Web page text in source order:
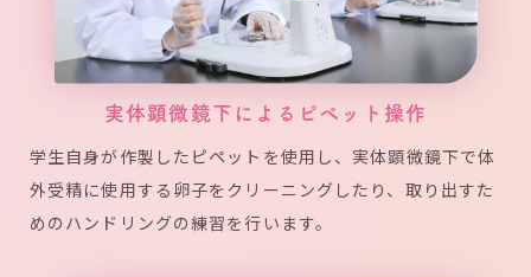
実体顕微鏡下によるピペット操作
学生自身が作製したピペットを使用し、実体顕微鏡下で体
外受精に使用する卵子をクリーニングしたり、取り出すた
めのハンドリングの練習を行います。